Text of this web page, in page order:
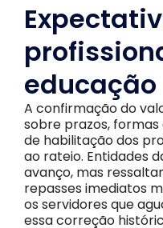
educação
A confirmação do
sobre prazos,
de habilitação dos
ao rateio. Entidades
avanço, mas
repasses imediatos
os servidores que
essa correção